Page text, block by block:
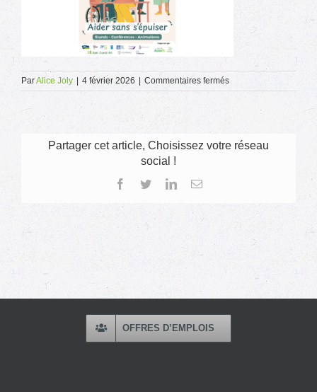
ParAlice Joly 4 février 2026 Commentaires ferméssur
Visuel-
Partager cet article, Choisissez votre réseau
social !
Facebook
TwitterLinkedInEmail
OFFRES D’EMPLOIS